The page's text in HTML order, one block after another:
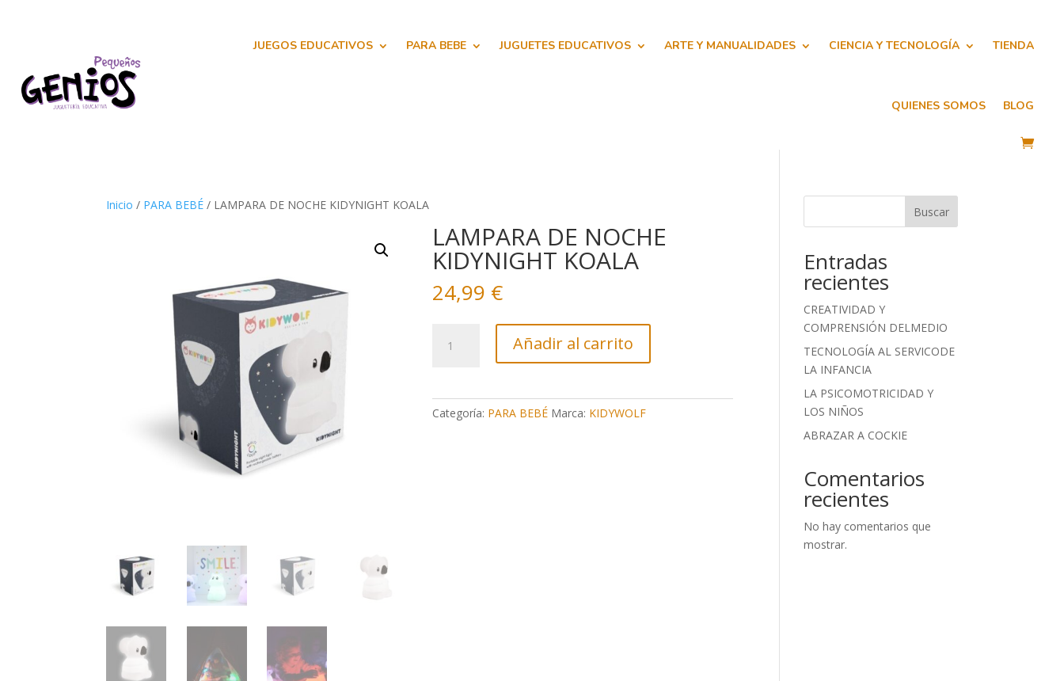
JUEGOS EDUCATIVOS PARA BEBE JUGUETES EDUCATIVOS ARTE Y MANUALIDADES CIENCIA Y TECNOLOGÍA TIENDA
QUIENES SOMOS BLOG
Inicio / PARA BEBÉ / LAMPARA DE NOCHE KIDYNIGHT KOALA
LAMPARA DE NOCHE
KIDYNIGHT KOALA
24,99 €
cantidad
Añadir al carrito
Categoría: PARA BEBÉ Marca: KIDYWOLF
Buscar
Entradas
recientes
CREATIVIDAD Y
COMPRENSIÓN DELMEDIO
TECNOLOGÍA AL SERVICODE
LA INFANCIA
LA PSICOMOTRICIDAD Y
LOS NIÑOS
ABRAZAR A COCKIE
Comentarios
recientes
No hay comentarios que
mostrar.